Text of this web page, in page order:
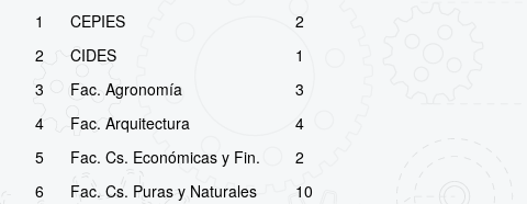
1
CEPIES
2
2
CIDES
1
3
Fac. Agronomía
3
4
Fac. Arquitectura
4
5
Fac. Cs. Económicas y Fin.
2
6
Fac. Cs. Puras y Naturales
10